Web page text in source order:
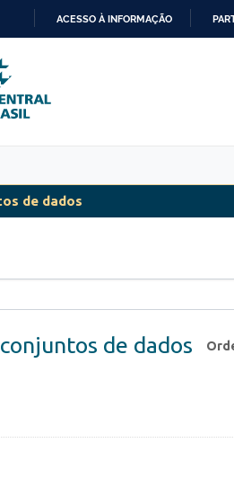
ACESSO À INFORMAÇÃO
de dados
de dados